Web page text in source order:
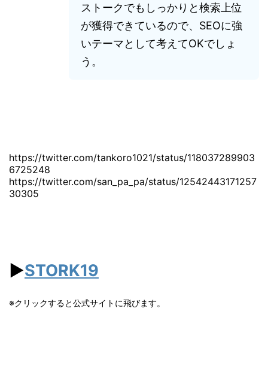
ストークでもしっかりと検索上位
が獲得できているので、SEOに強
いテーマとして考えてOKでしょ
う。
https://twitter.com/tankoro1021/status/118037289903
6725248
https://twitter.com/san_pa_pa/status/12542443171257
30305
▶︎STORK19
※クリックすると公式サイトに飛びます。